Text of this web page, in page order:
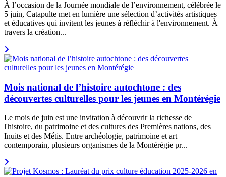
À l’occasion de la Journée mondiale de l’environnement, célébrée le
5 juin, Catapulte met en lumière une sélection d’activités artistiques
et éducatives qui invitent les jeunes à réfléchir à l'environnement. À
travers la création...
Mois national de l’histoire autochtone : des
découvertes culturelles pour les jeunes en Montérégie
Le mois de juin est une invitation à découvrir la richesse de
l'histoire, du patrimoine et des cultures des Premières nations, des
Inuits et des Métis. Entre archéologie, patrimoine et art
contemporain, plusieurs organismes de la Montérégie pr...